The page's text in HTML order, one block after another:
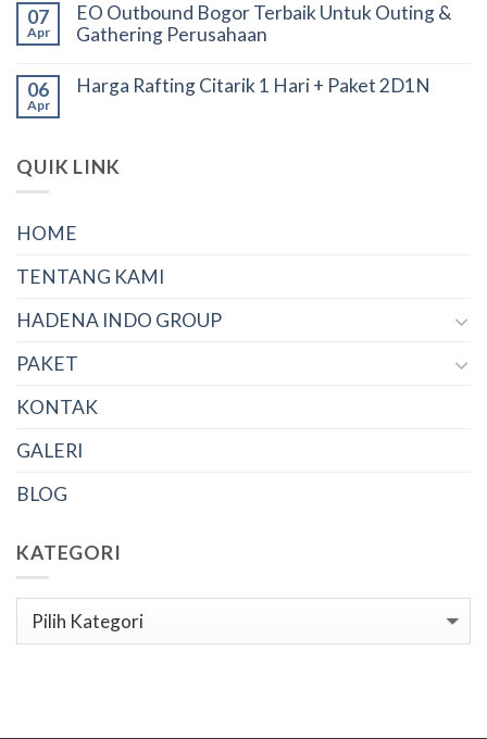
07
Apr
EO Outbound Bogor Terbaik Untuk Outing &
Gathering Perusahaan
06
Apr
Harga Rafting Citarik 1 Hari + Paket 2D1N
QUIK LINK
HOME
TENTANG KAMI
HADENA INDO GROUP
PAKET
KONTAK
GALERI
BLOG
KATEGORI
Kategori